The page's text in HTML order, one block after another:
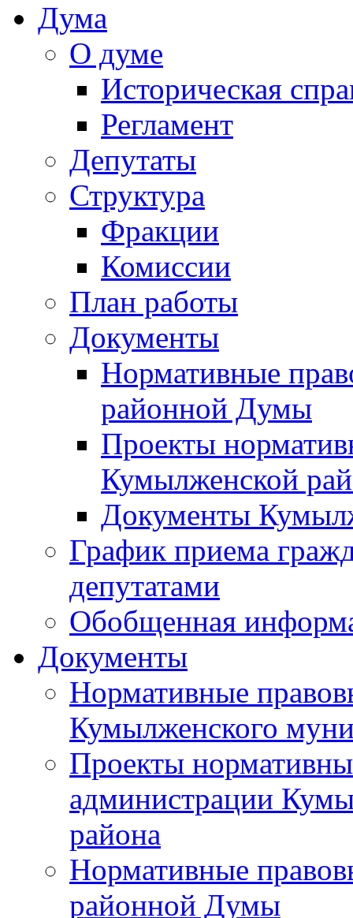
Дума
О думе
Историческая
Регламент
Депутаты
Структура
Фракции
Комиссии
План работы
Документы
Нормативные
районной Думы
Проекты
Кумылженской
Документы
График приема
депутатами
Обобщенная
Документы
Нормативные
Кумылженского
Проекты
администрации
района
Нормативные
районной Думы